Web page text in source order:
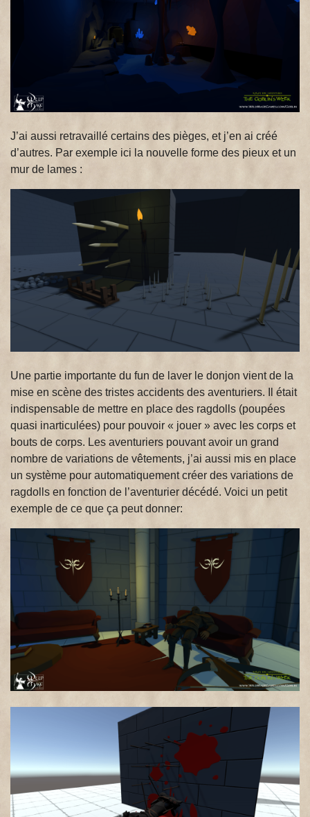
J’ai aussi retravaillé certains des pièges, et j’en ai créé
d’autres. Par exemple ici la nouvelle forme des pieux et un
mur de lames :
Une partie importante du fun de laver le donjon vient de la
mise en scène des tristes accidents des aventuriers. Il était
indispensable de mettre en place des ragdolls (poupées
quasi inarticulées) pour pouvoir « jouer » avec les corps et
bouts de corps. Les aventuriers pouvant avoir un grand
nombre de variations de vêtements, j’ai aussi mis en place
un système pour automatiquement créer des variations de
ragdolls en fonction de l’aventurier décédé. Voici un petit
exemple de ce que ça peut donner: